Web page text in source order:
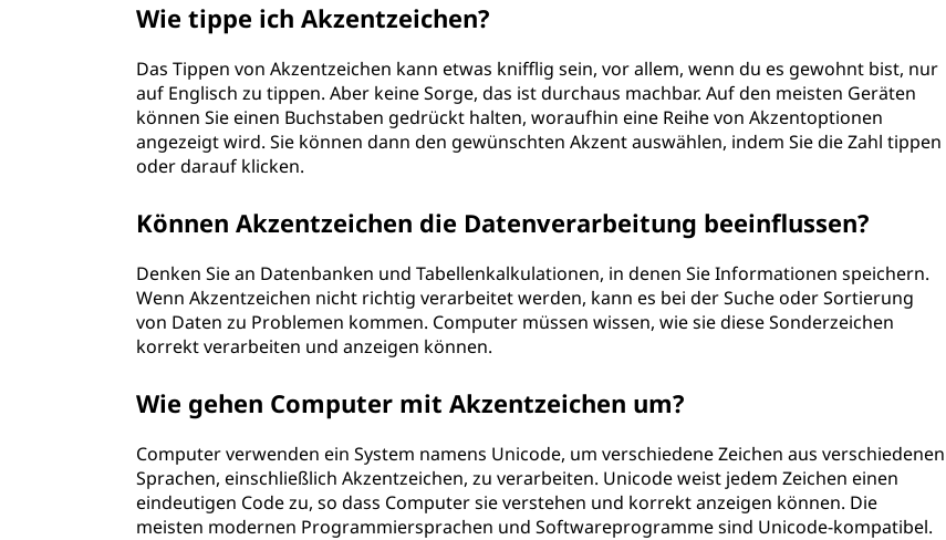
Wie tippe ich Akzentzeichen?
Das Tippen von Akzentzeichen kann etwas knifflig sein, vor allem, wenn du es gewohnt bist, nur
auf Englisch zu tippen. Aber keine Sorge, das ist durchaus machbar. Auf den meisten Geräten
können Sie einen Buchstaben gedrückt halten, woraufhin eine Reihe von Akzentoptionen
angezeigt wird. Sie können dann den gewünschten Akzent auswählen, indem Sie die Zahl tippen
oder darauf klicken.
Können Akzentzeichen die Datenverarbeitung beeinflussen?
Denken Sie an Datenbanken und Tabellenkalkulationen, in denen Sie Informationen speichern.
Wenn Akzentzeichen nicht richtig verarbeitet werden, kann es bei der Suche oder Sortierung
von Daten zu Problemen kommen. Computer müssen wissen, wie sie diese Sonderzeichen
korrekt verarbeiten und anzeigen können.
Wie gehen Computer mit Akzentzeichen um?
Computer verwenden ein System namens Unicode, um verschiedene Zeichen aus verschiedenen
Sprachen, einschließlich Akzentzeichen, zu verarbeiten. Unicode weist jedem Zeichen einen
eindeutigen Code zu, so dass Computer sie verstehen und korrekt anzeigen können. Die
meisten modernen Programmiersprachen und Softwareprogramme sind Unicode-kompatibel.